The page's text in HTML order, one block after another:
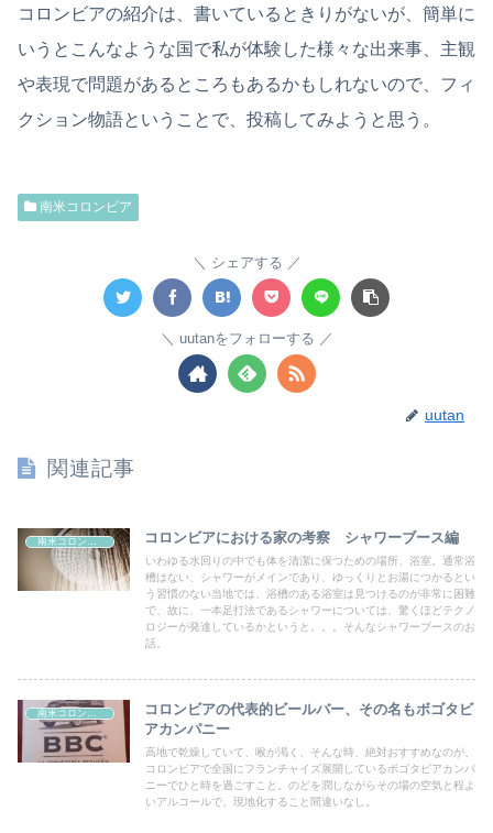
コロンビアの紹介は、書いているときりがないが、簡単に
いうとこんなような国で私が体験した様々な出来事、主観
や表現で問題があるところもあるかもしれないので、フィ
クション物語ということで、投稿してみようと思う。
南米コロンビア
シェアする
uutanをフォローする
uutan
関連記事
コロンビアにおける家の考察 シャワーブース編
いわゆる水回りの中でも体を清潔に保つための場所、浴室。通常浴
槽はない、シャワーがメインであり、ゆっくりとお湯につかるとい
う習慣のない当地では、浴槽のある浴室は見つけるのが非常に困難
で、故に、一本足打法であるシャワーについては、驚くほどテクノ
ロジーが発達しているかというと。。。そんなシャワーブースのお
話。
コロンビアの代表的ビールバー、その名もボゴタビ
アカンパニー
高地で乾燥していて、喉が渇く、そんな時、絶対おすすめなのが、
コロンビアで全国にフランチャイズ展開しているボゴタビアカンパ
ニーでひと時を過ごすこと。のどを潤しながらその場の空気と程よ
いアルコールで、現地化すること間違いなし。